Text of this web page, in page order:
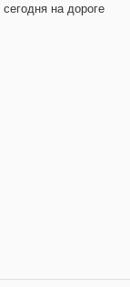
на дороге